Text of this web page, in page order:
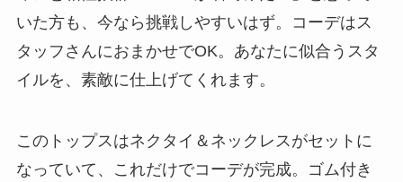
いた方も、今なら挑戦しやすいはず。コーデはス
タッフさんにおまかせでOK。あなたに似合うスタ
イルを、素敵に仕上げてくれます。
このトップスはネクタイ＆ネックレスがセットに
なっていて、これだけでコーデが完成。ゴム付き